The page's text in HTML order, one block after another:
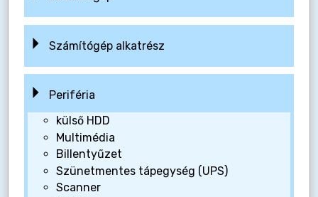
Számítógép alkatrész
Periféria
külső HDD
Multimédia
Billentyűzet
Szünetmentes tápegység (UPS)
Scanner